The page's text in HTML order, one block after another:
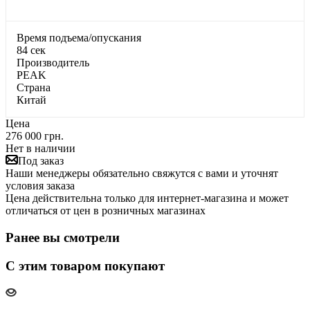
Время подъема/опускания
84 сек
Производитель
PEAK
Страна
Китай
Цена
276 000 грн.
Нет в наличии
Под заказ
Наши менеджеры обязательно свяжутся с вами и уточнят
условия заказа
Цена действительна только для интернет-магазина и может
отличаться от цен в розничных магазинах
Ранее вы смотрели
С этим товаром покупают